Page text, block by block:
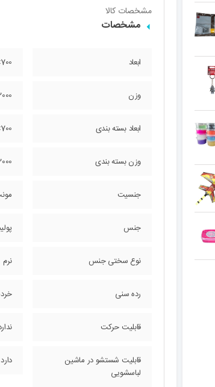
مشخصات کالا
مشخصات
ابعاد 700×600×300 میلی‌متر
وزن 2000
ابعاد بسته بندی 700×300×600 میلی‌متر
وزن بسته بندی 2000
جنسیت
جنس
نوع سختی جنس نرم
رده سنی
قابلیت حرکت
قابلیت شستشو در ماشین
لباسشویی
دارد